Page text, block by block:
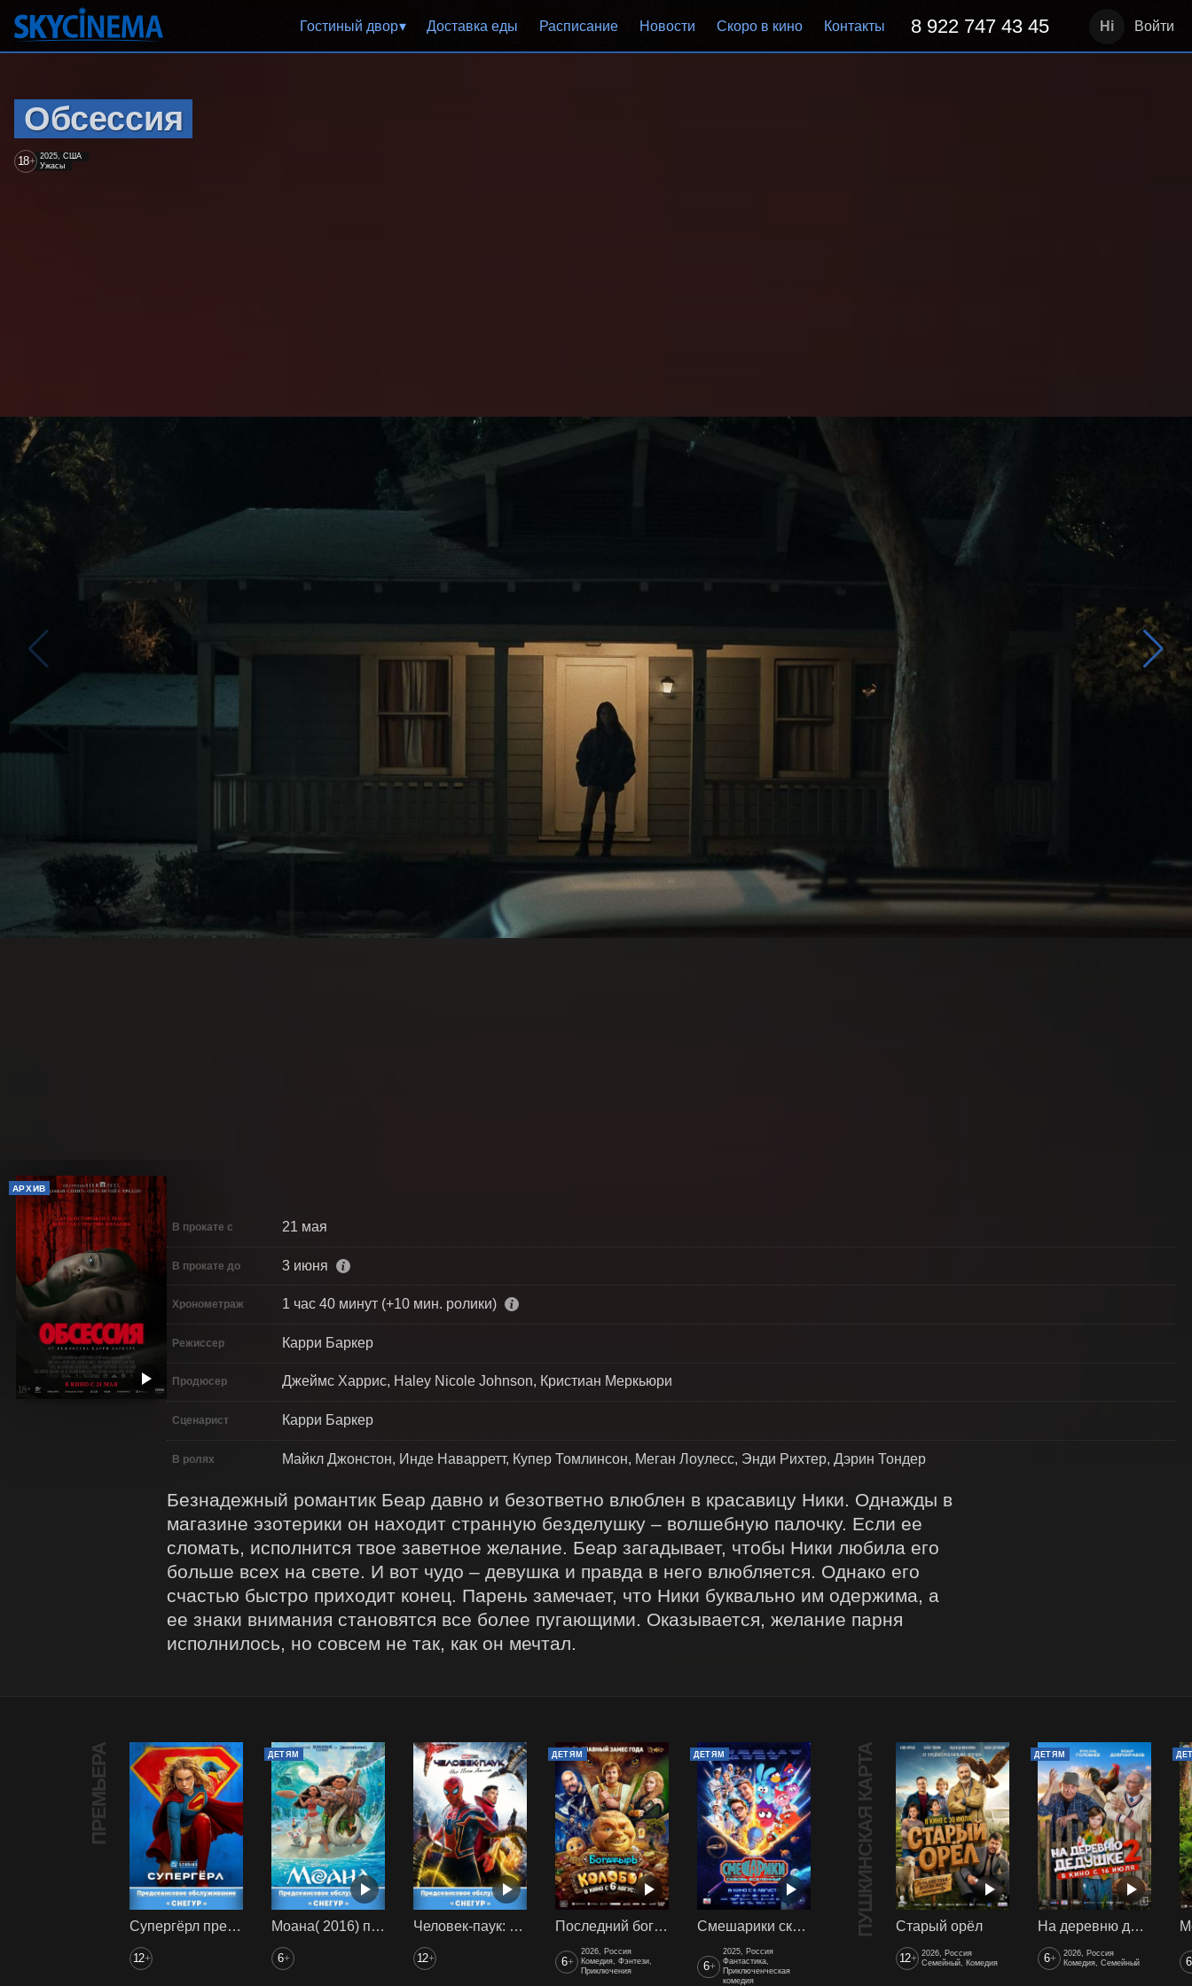
Гостиный двор Доставка еды Расписание Новости Скоро в кино Контакты 8 922 747 43 45 Войти
Обсессия
18+ 2025, США
Ужасы
АРХИВ
В прокате с 21 мая
В прокате до 3 июня
Хронометраж 1 час 40 минут (+10 мин. ролики)
Режиссер Карри Баркер
Продюсер Джеймс Харрис, Haley Nicole Johnson, Кристиан Меркьюри
Сценарист Карри Баркер
В ролях Майкл Джонстон, Инде Наварретт, Купер Томлинсон, Меган Лоулесс, Энди Рихтер, Дэрин Тондер
Безнадежный романтик Беар давно и безответно влюблен в красавицу Ники. Однажды в
магазине эзотерики он находит странную безделушку – волшебную палочку. Если ее
сломать, исполнится твое заветное желание. Беар загадывает, чтобы Ники любила его
больше всех на свете. И вот чудо – девушка и правда в него влюбляется. Однако его
счастью быстро приходит конец. Парень замечает, что Ники буквально им одержима, а
ее знаки внимания становятся все более пугающими. Оказывается, желание парня
исполнилось, но совсем не так, как он мечтал.
ПРЕМЬЕРА
Супергёрл предс. обсл. Снегур
12+
ДЕТЯМ
Моана( 2016) предс. обсл. Снегур
6+
Человек-паук: Нет пути домой (2021) предс. обсл. Снегур
12+
ДЕТЯМ
Последний богатырь. Колобок
6+
2026, Россия
Комедия, Фэнтези,
Приключения
ДЕТЯМ
Смешарики сквозь вселенные
6+
2025, Россия
Фантастика,
Приключенческая
комедия
ПУШКИНСКАЯ КАРТА Старый орёл
12+ 2026, Россия
Семейный, Комедия
ДЕТЯМ
На деревню дедушке 2
6+
2026, Россия
Комедия, Семейный
6